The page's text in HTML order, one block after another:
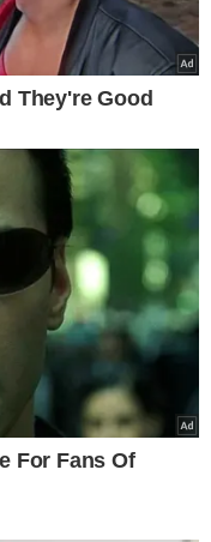
CUMPRIMENTO
POLICIAIS